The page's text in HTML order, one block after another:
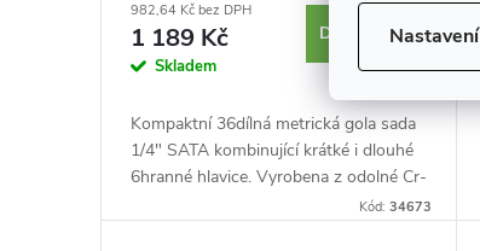
Nastavení
982,64 Kč bez DPH
1 189 Kč
Skladem
DO KOŠÍKU
Kompaktní 36dílná metrická gola sada
1/4" SATA kombinující krátké i dlouhé
6hranné hlavice. Vyrobena z odolné Cr-
V oceli s off-corner profilem chránícím
Kód:34673